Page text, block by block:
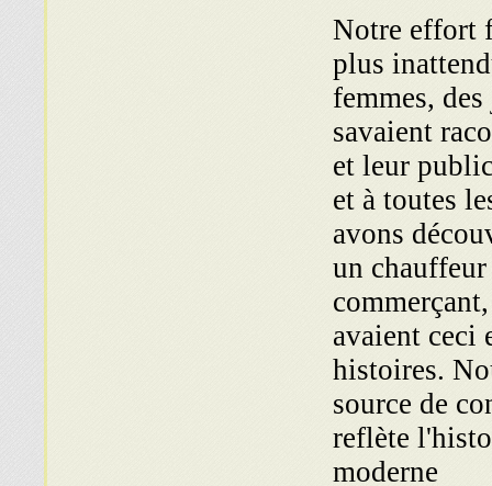
Notre effort
plus
femmes,
savaient
et leur
et à toutes
avons
un
avaient ceci
histoires.
source de
reflète
moderne